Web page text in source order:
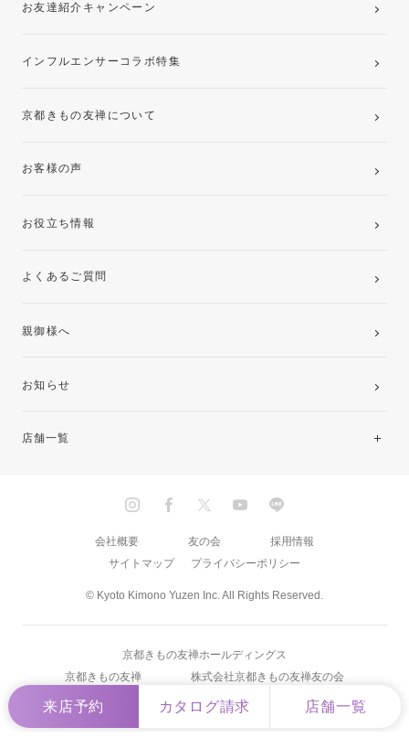
来店予約 カタログ請求 店舗一覧
お友達紹介キャンペーン
インフルエンサーコラボ特集
京都きもの友禅について
お客様の声
お役立ち情報
よくあるご質問
親御様へ
お知らせ
店舗一覧
九州
© Kyoto Kimono Yuzen Inc. All Rights Reserved.
会社概要 友の会
採用情報
サイトマップ
プライバシーポリシー
京都きもの友禅ホールディングス
京都きもの友禅
株式会社京都きもの友禅友の会